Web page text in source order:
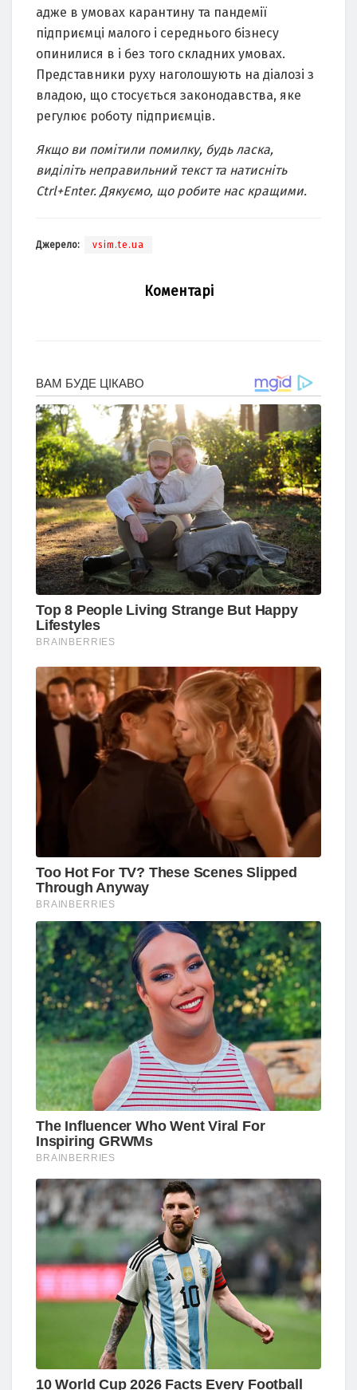
адже в умовах карантину та пандемії
підприємці малого і середнього бізнесу
опинилися в і без того складних умовах.
Представники руху наголошують на діалозі з
владою, що стосується законодавства, яке
регулює роботу підприємців.
Якщо ви помітили помилку, будь ласка,
виділіть неправильний текст та натисніть
Ctrl+Enter. Дякуємо, що робите нас кращими.
Джерело: vsim.te.ua
Коментарі